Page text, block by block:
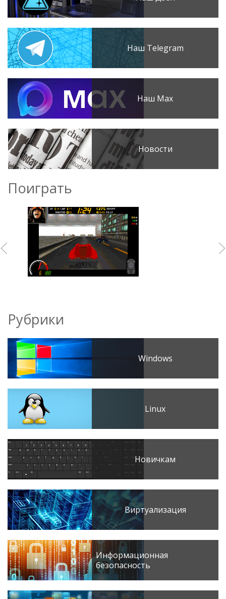
Наш Telegram
Наш Max
Новости
Поиграть
Рубрики
Windows
Linux
Новичкам
Виртуализация
Информационная
безопасность